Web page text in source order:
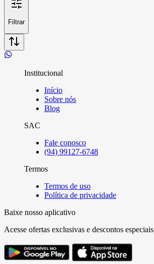
Filtrar
Institucional
Início
Sobre nós
Blog
SAC
Fale conosco
(94) 99127-6748
Termos
Termos de uso
Política de privacidade
Baixe nosso aplicativo
Acesse ofertas exclusivas e descontos especiais